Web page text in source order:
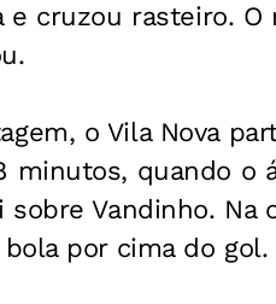
cruzou rasteiro. O
o Vila Nova
minutos, quando o
Vandinho. Na
por cima do gol.